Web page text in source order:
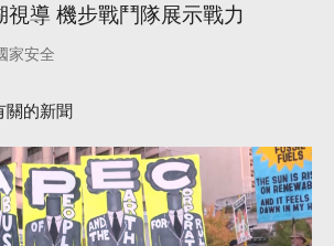
導 機步戰鬥隊展示戰力
家安全
關的新聞